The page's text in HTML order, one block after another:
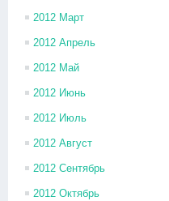
2012 Март
2012 Апрель
2012 Май
2012 Июнь
2012 Июль
2012 Август
2012 Сентябрь
2012 Октябрь